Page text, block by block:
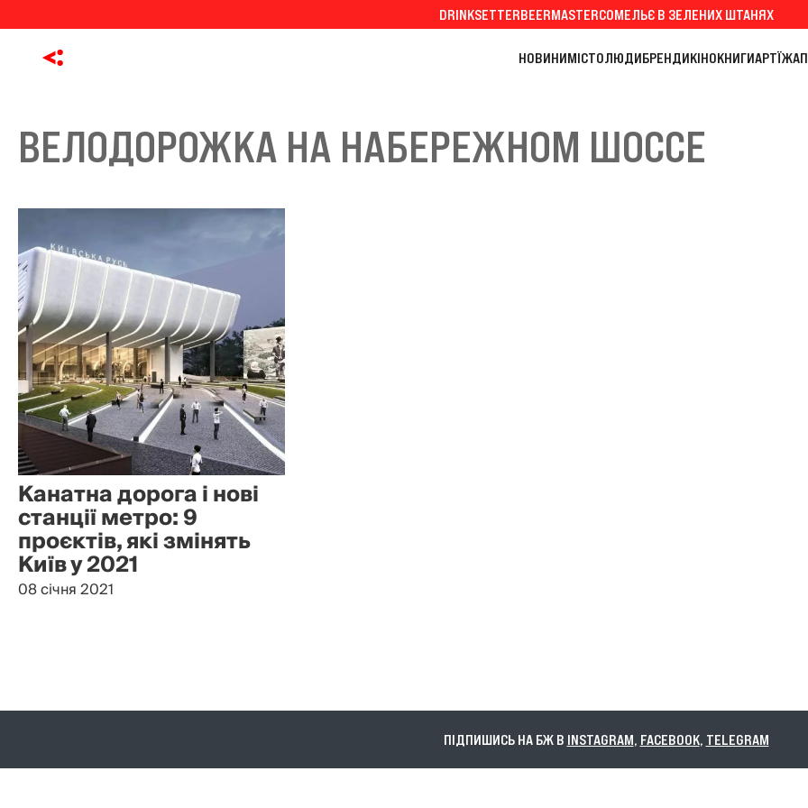
DRINKSETTERBEERMASTERСОМЕЛЬЄ В ЗЕЛЕНИХ ШТАНЯХ
НОВИНИМІСТОЛЮДИБРЕНДИКІНОКНИГИАРТЇЖА
ВЕЛОДОРОЖКА НА НАБЕРЕЖНОМ ШОССЕ
Канатна дорога і нові
станції метро: 9
проєктів, які змінять
Київ у 2021
08 січня 2021
ПІДПИШИСЬ НА БЖ В INSTAGRAM, FACEBOOK, TELEGRAM